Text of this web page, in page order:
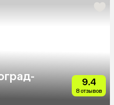
9.4
8 отзывов